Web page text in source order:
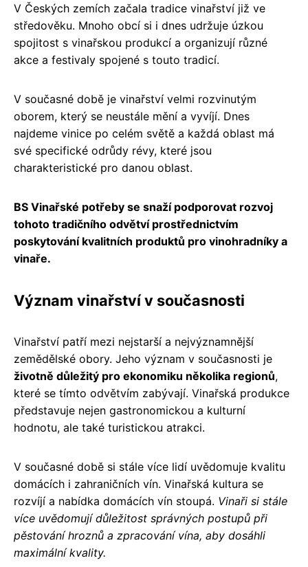
V Českých zemích začala tradice vinařství již ve
středověku. Mnoho obcí si i dnes udržuje úzkou
spojitost s vinařskou produkcí a organizují různé
akce a festivaly spojené s touto tradicí.
V současné době je vinařství velmi rozvinutým
oborem, který se neustále mění a vyvíjí. Dnes
najdeme vinice po celém světě a každá oblast má
své specifické odrůdy révy, které jsou
charakteristické pro danou oblast.
BS Vinařské potřeby se snaží podporovat rozvoj
tohoto tradičního odvětví prostřednictvím
poskytování kvalitních produktů pro vinohradníky a
vinaře.
Význam vinařství v současnosti
Vinařství patří mezi nejstarší a nejvýznamnější
zemědělské obory. Jeho význam v současnosti je
životně důležitý pro ekonomiku několika regionů,
které se tímto odvětvím zabývají. Vinařská produkce
představuje nejen gastronomickou a kulturní
hodnotu, ale také turistickou atrakci.
V současné době si stále více lidí uvědomuje kvalitu
domácích i zahraničních vín. Vinařská kultura se
rozvíjí a nabídka domácích vín stoupá. Vinaři si stále
více uvědomují důležitost správných postupů při
pěstování hroznů a zpracování vína, aby dosáhli
maximální kvality.